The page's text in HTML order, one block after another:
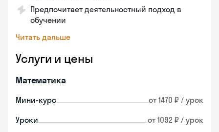
Предпочитает деятельностный подход в
обучении
Читать дальше
Услуги и цены
Математика
Мини-курс от 1470 ₽ / урок
Уроки от 1092 ₽ / урок